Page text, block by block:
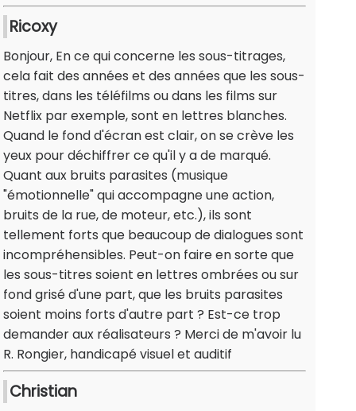
Ricoxy
Bonjour, En ce qui concerne les sous-titrages,
cela fait des années et des années que les sous-
titres, dans les téléfilms ou dans les films sur
Netflix par exemple, sont en lettres blanches.
Quand le fond d'écran est clair, on se crève les
yeux pour déchiffrer ce qu'il y a de marqué.
Quant aux bruits parasites (musique
"émotionnelle" qui accompagne une action,
bruits de la rue, de moteur, etc.), ils sont
tellement forts que beaucoup de dialogues sont
incompréhensibles. Peut-on faire en sorte que
les sous-titres soient en lettres ombrées ou sur
fond grisé d'une part, que les bruits parasites
soient moins forts d'autre part ? Est-ce trop
demander aux réalisateurs ? Merci de m'avoir lu
R. Rongier, handicapé visuel et auditif
Christian